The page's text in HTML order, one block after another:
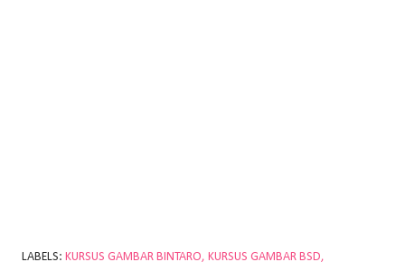
LABELS: KURSUS GAMBAR BINTARO KURSUS GAMBAR BSD